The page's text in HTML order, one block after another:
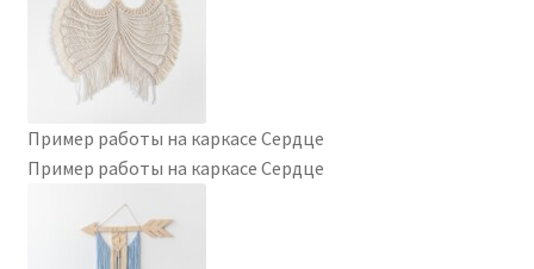
Пример работы на каркасе Сердце
Пример работы на каркасе Сердце